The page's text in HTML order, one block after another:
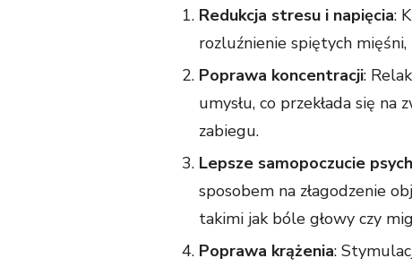
Redukcja stresu i napięcia:
rozluźnienie spiętych
Poprawa koncentracji:
umysłu, co przekłada się
zabiegu.
Lepsze samopoczucie
sposobem na złagodzenie
takimi jak bóle głowy czy
Poprawa krążenia: